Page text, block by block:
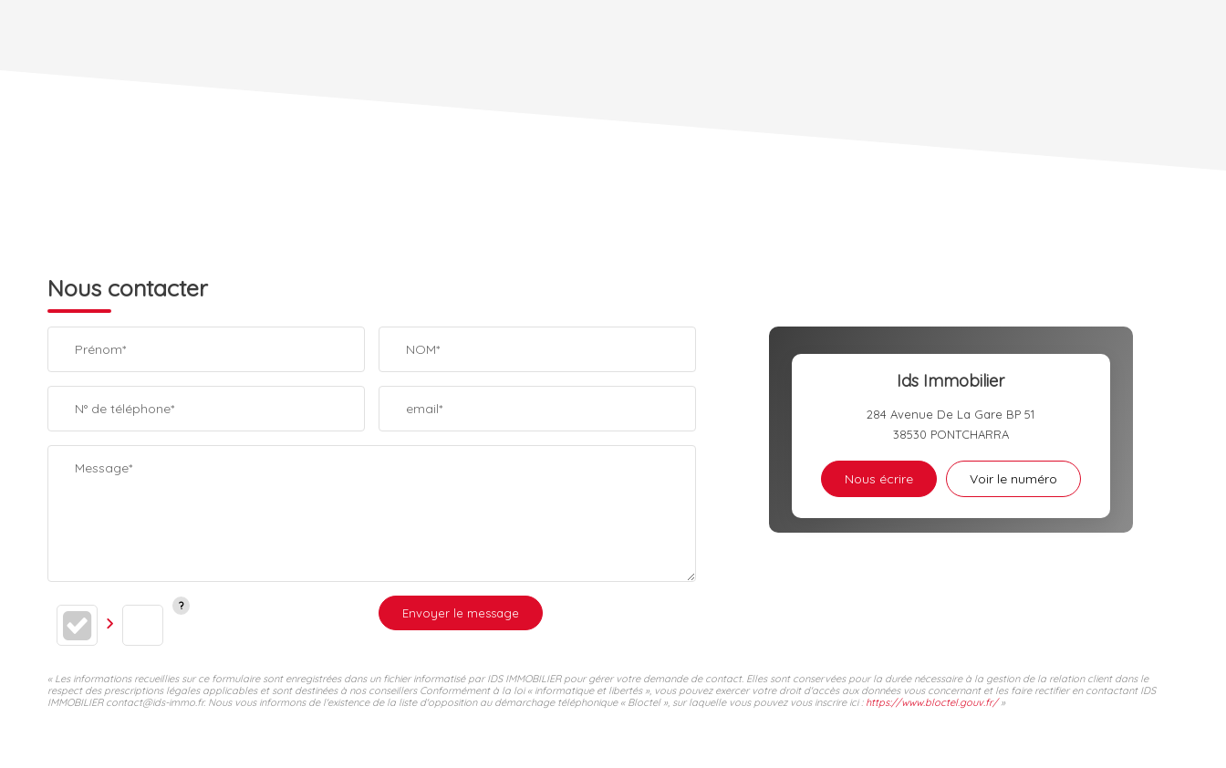
Nous contacter
Prénom* NOM*
N° de téléphone* email*
Message*
Envoyer le message
Ids Immobilier
284 Avenue De La Gare BP 51
38530 PONTCHARRA
Nous écrire Voir le numéro
« Les informations recueillies sur ce formulaire sont enregistrées dans un fichier informatisé par IDS IMMOBILIER pour gérer votre demande de contact. Elles sont conservées pour la durée nécessaire à la gestion de la relation client dans le
respect des prescriptions légales applicables et sont destinées à nos conseillers Conformément à la loi « informatique et libertés », vous pouvez exercer votre droit d'accès aux données vous concernant et les faire rectifier en contactant IDS
IMMOBILIER contact@ids-immo.fr. Nous vous informons de l'existence de la liste d'opposition au démarchage téléphonique « Bloctel », sur laquelle vous pouvez vous inscrire ici : https://www.bloctel.gouv.fr/»